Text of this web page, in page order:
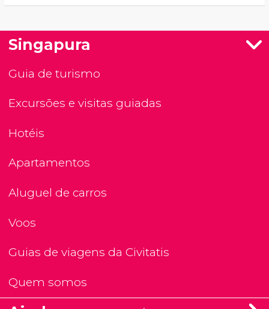
Singapura
Guia de turismo
Excursões e visitas guiadas
Hotéis
Apartamentos
Aluguel de carros
Voos
Guias de viagens da Civitatis
Quem somos